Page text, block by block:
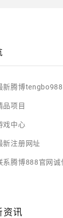
新腾博
品项目
戏中心
新注册网址
系腾博888官网诚
资讯